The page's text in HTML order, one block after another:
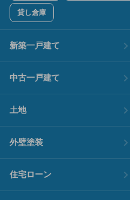
貸し倉庫
新築一戸建て
中古一戸建て
土地
外壁塗装
住宅ローン